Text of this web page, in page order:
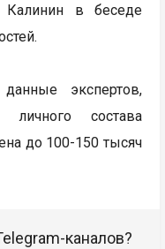
Калинин в беседе
экспертов,
состава
до 100-150 тысяч
каналов?